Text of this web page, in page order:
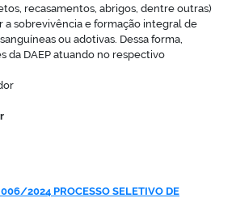
recasamentos, abrigos, dentre outras)
a sobrevivência e formação integral de
ou adotivas. Dessa forma,
da DAEP atuando no respectivo
2024 PROCESSO SELETIVO DE